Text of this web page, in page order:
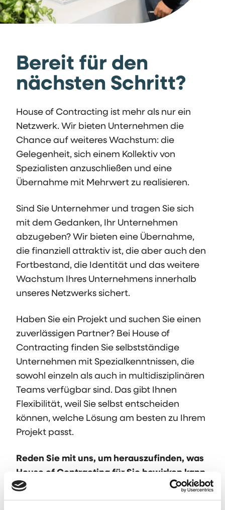
Bereit für den
nächsten Schritt?
House of Contracting ist mehr als nur ein
Netzwerk. Wir bieten Unternehmen die
Chance auf weiteres Wachstum: die
Gelegenheit, sich einem Kollektiv von
Spezialisten anzuschließen und eine
Übernahme mit Mehrwert zu realisieren.
Sind Sie Unternehmer und tragen Sie sich
mit dem Gedanken, Ihr Unternehmen
abzugeben? Wir bieten eine Übernahme,
die finanziell attraktiv ist, die aber auch den
Fortbestand, die Identität und das weitere
Wachstum Ihres Unternehmens innerhalb
unseres Netzwerks sichert.
Haben Sie ein Projekt und suchen Sie einen
zuverlässigen Partner? Bei House of
Contracting finden Sie selbstständige
Unternehmen mit Spezialkenntnissen, die
sowohl einzeln als auch in multidisziplinären
Teams verfügbar sind. Das gibt Ihnen
Flexibilität, weil Sie selbst entscheiden
können, welche Lösung am besten zu Ihrem
Projekt passt.
Reden Sie mit uns, um herauszufinden, was
House of Contracting für Sie bewirken kann.